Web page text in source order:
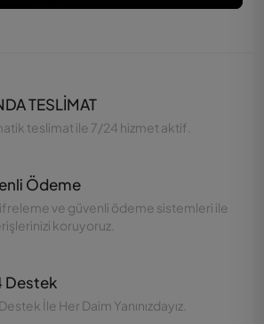
TESLİMAT
teslimat ile 7/24 hizmet aktif.
Ödeme
ve güvenli ödeme sistemleri ile
koruyoruz.
Destek
İle Her Daim Yanınızdayız.